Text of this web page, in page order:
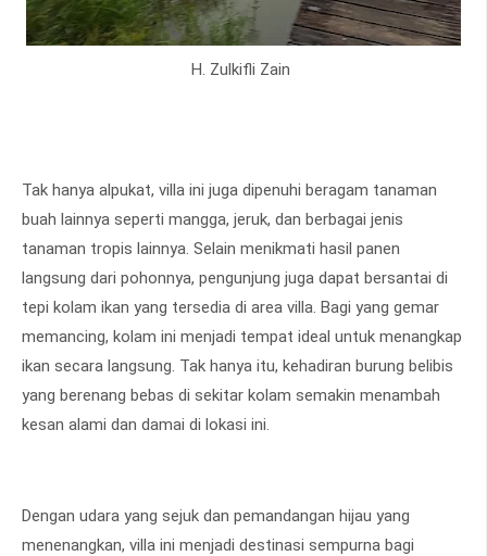
H. Zulkifli Zain
Tak hanya alpukat, villa ini juga dipenuhi beragam tanaman
buah lainnya seperti mangga, jeruk, dan berbagai jenis
tanaman tropis lainnya. Selain menikmati hasil panen
langsung dari pohonnya, pengunjung juga dapat bersantai di
tepi kolam ikan yang tersedia di area villa. Bagi yang gemar
memancing, kolam ini menjadi tempat ideal untuk menangkap
ikan secara langsung. Tak hanya itu, kehadiran burung belibis
yang berenang bebas di sekitar kolam semakin menambah
kesan alami dan damai di lokasi ini.
Dengan udara yang sejuk dan pemandangan hijau yang
menenangkan, villa ini menjadi destinasi sempurna bagi